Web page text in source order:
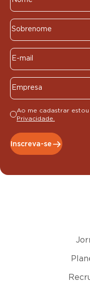
Ao me cadastrar
Privacidade.
Inscreva-se